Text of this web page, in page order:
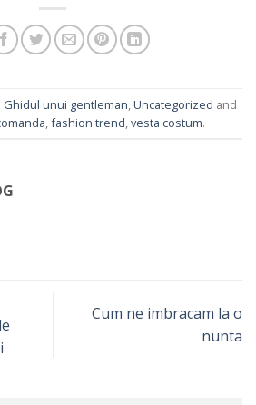
Ghidul unui gentleman,Uncategorized and
,fashion trend,vesta costum.
Cum ne imbracam la o
nunta